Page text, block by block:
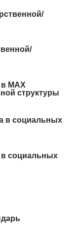
в МАХ
структуры
в социальных
в социальных